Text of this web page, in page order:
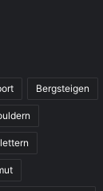
Bergsteigen